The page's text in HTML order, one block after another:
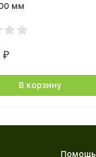
мм
₽
В корзину
Помощь